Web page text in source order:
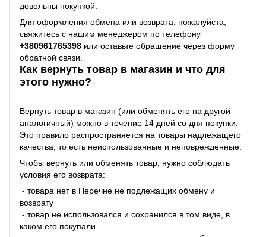
довольны покупкой.
Для оформления обмена или возврата, пожалуйста,
свяжитесь с нашим менеджером по телефону
+380961765398 или оставьте обращение через форму
обратной связи.
Как вернуть товар в магазин и что для
этого нужно?
Вернуть товар в магазин (или обменять его на другой
аналогичный) можно в течение 14 дней со дня покупки.
Это правило распространяется на товары надлежащего
качества, то есть неиспользованные и неповрежденные.
Чтобы вернуть или обменять товар, нужно соблюдать
условия его возврата:
- товара нет в Перечне не подлежащих обмену и
возврату
- товар не использовался и сохранился в том виде, в
каком его покупали